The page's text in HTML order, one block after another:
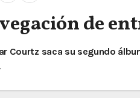
de
Courtz saca su segundo